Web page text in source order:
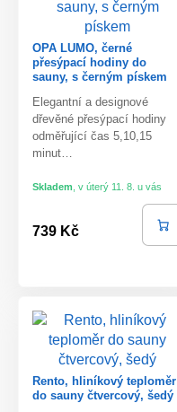
OPA LUMO, černé
přesýpací hodiny do
sauny, s černým pískem
Elegantní a designové
dřevěné přesýpací hodiny
odměřující čas 5,10,15
minut…
Skladem v úterý 11. 8. u vás
739 Kč
Rento, hliníkový teploměr
do sauny čtvercový, šedý